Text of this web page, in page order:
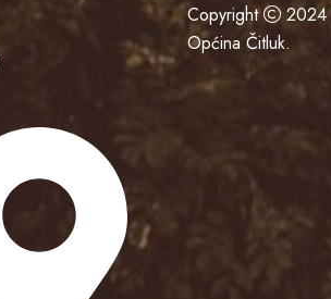
Copyright 2024
Općina Čitluk.